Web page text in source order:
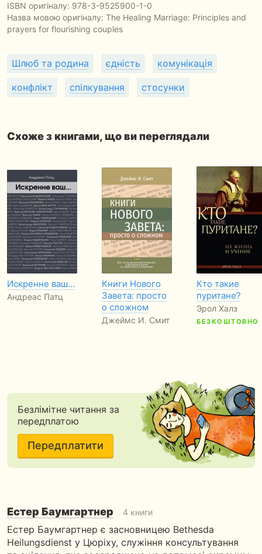
ISBN оригіналу: 978-3-9525900-1-0
Назва мовою оригіналу: The Healing Marriage: Principles and
prayers for flourishing couples
Шлюб та родина єдність комунікація
конфлікт спілкування стосунки
Схоже з книгами, що ви переглядали
Искренне ваш…
Андреас Патц
Книги Нового
Завета: просто
о сложном
Джеймс И. Смит
Кто такие
пуритане?
Эрол Халз
БЕЗКОШТОВНО
Безлімітне читання за
передплатою
Передплатити
Естер Баумгартнер 4 книги
Естер Баумгартнер є засновницею Bethesda
Heilungsdienst у Цюріху, служіння консультування